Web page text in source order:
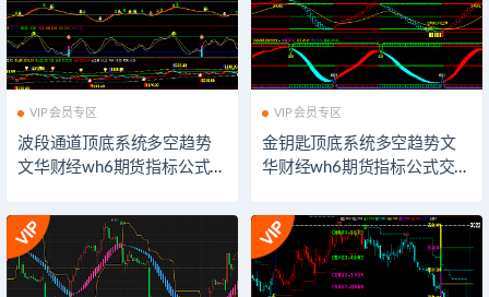
VIP会员专区
波段通道顶底系统多空趋势
文华财经wh6期货指标公式交
公式技术分析博易大师期货
博弈模板看盘辅助指示器软
件
VIP会员专区
金钥匙顶底系统多空趋势文
华财经wh6期货指标公式交易
式技术分析博易大师期货博
弈模板看盘辅助指示器软件